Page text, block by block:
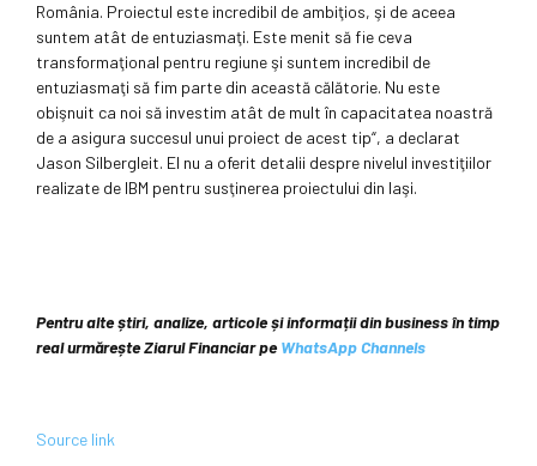
România. Proiectul este incredibil de ambiţios, şi de aceea
suntem atât de entuziasmaţi. Este menit să fie ceva
transformaţional pentru regiune şi suntem incredibil de
entuziasmaţi să fim parte din această călătorie. Nu este
obişnuit ca noi să investim atât de mult în capacitatea noastră
de a asigura succesul unui proiect de acest tip“, a declarat
Jason Silbergleit. El nu a oferit detalii despre nivelul investiţiilor
realizate de IBM pentru susţinerea proiectului din Iaşi.
Pentru alte știri, analize, articole și informații din business în timp
real urmărește Ziarul Financiar pe WhatsApp Channels
Source link